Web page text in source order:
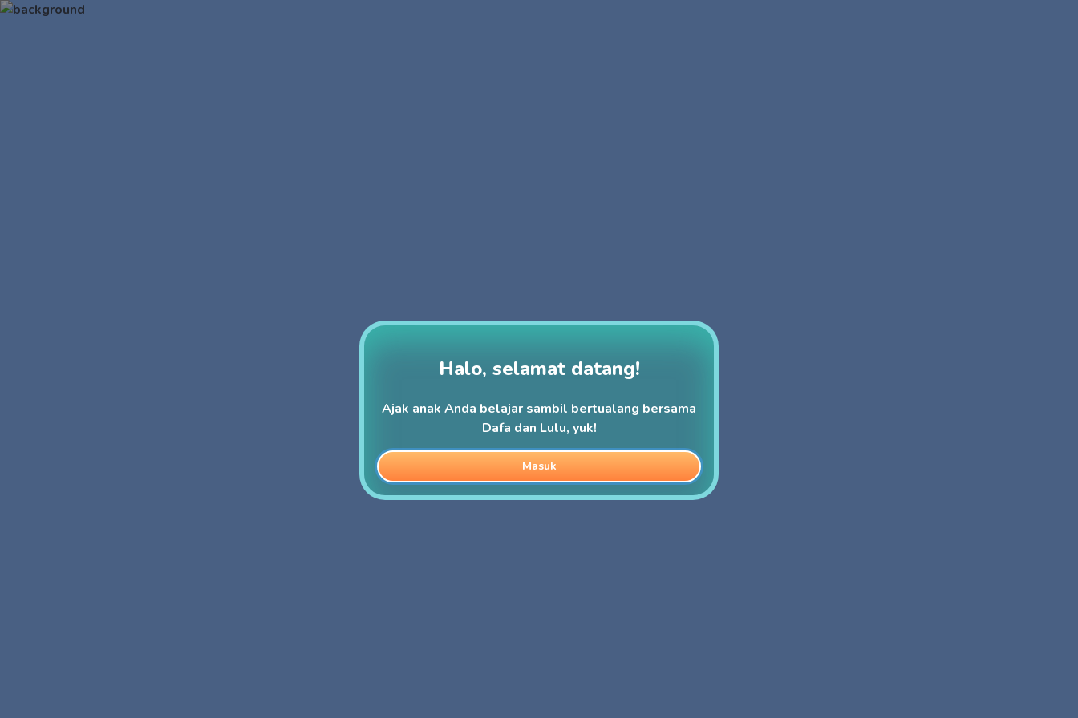
Halo, selamat datang!
Ajak anak Anda belajar sambil bertualang bersama
Dafa dan Lulu, yuk!
Masuk